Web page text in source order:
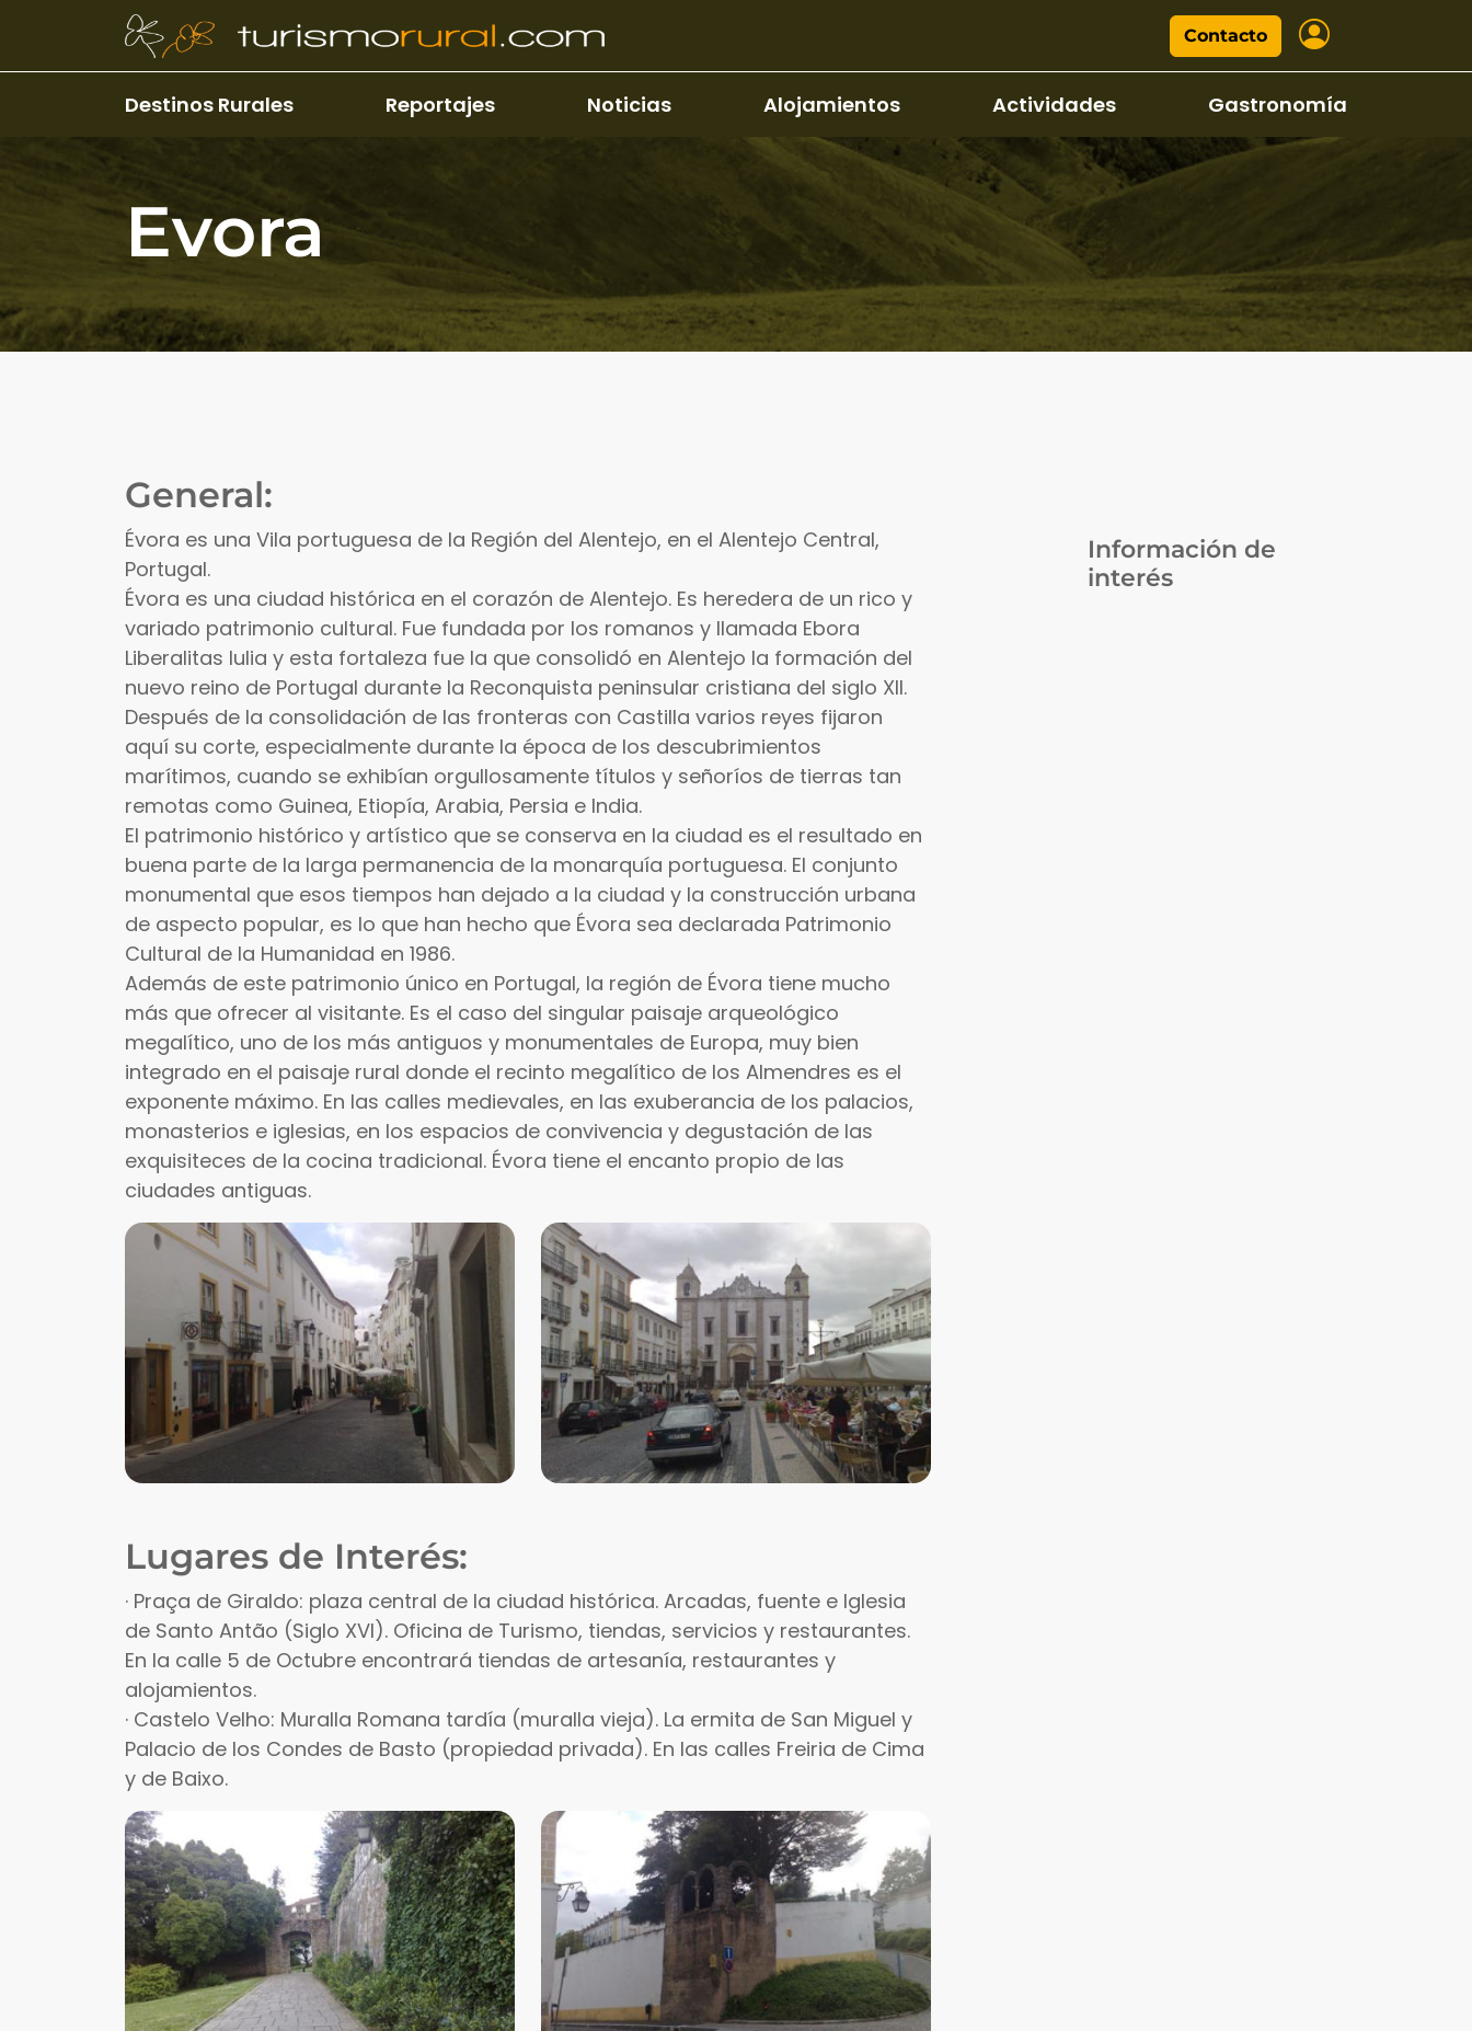
Pasar al contenido principal
Contacto
Destinos Rurales Reportajes Noticias Alojamientos Actividades Gastronomía
Evora
General:
Évora es una Vila portuguesa de la Región del Alentejo, en el Alentejo Central,
Portugal.
Évora es una ciudad histórica en el corazón de Alentejo. Es heredera de un rico y
variado patrimonio cultural. Fue fundada por los romanos y llamada Ebora
Liberalitas lulia y esta fortaleza fue la que consolidó en Alentejo la formación del
nuevo reino de Portugal durante la Reconquista peninsular cristiana del siglo XII.
Después de la consolidación de las fronteras con Castilla varios reyes fijaron
aquí su corte, especialmente durante la época de los descubrimientos
marítimos, cuando se exhibían orgullosamente títulos y señoríos de tierras tan
remotas como Guinea, Etiopía, Arabia, Persia e India.
El patrimonio histórico y artístico que se conserva en la ciudad es el resultado en
buena parte de la larga permanencia de la monarquía portuguesa. El conjunto
monumental que esos tiempos han dejado a la ciudad y la construcción urbana
de aspecto popular, es lo que han hecho que Évora sea declarada Patrimonio
Cultural de la Humanidad en 1986.
Además de este patrimonio único en Portugal, la región de Évora tiene mucho
más que ofrecer al visitante. Es el caso del singular paisaje arqueológico
megalítico, uno de los más antiguos y monumentales de Europa, muy bien
integrado en el paisaje rural donde el recinto megalítico de los Almendres es el
exponente máximo. En las calles medievales, en las exuberancia de los palacios,
monasterios e iglesias, en los espacios de convivencia y degustación de las
exquisiteces de la cocina tradicional. Évora tiene el encanto propio de las
ciudades antiguas.
Lugares de Interés:
· Praça de Giraldo: plaza central de la ciudad histórica. Arcadas, fuente e Iglesia
de Santo Antão (Siglo XVI). Oficina de Turismo, tiendas, servicios y restaurantes.
En la calle 5 de Octubre encontrará tiendas de artesanía, restaurantes y
alojamientos.
· Castelo Velho: Muralla Romana tardía (muralla vieja). La ermita de San Miguel y
Palacio de los Condes de Basto (propiedad privada). En las calles Freiria de Cima
y de Baixo.
Información de
interés